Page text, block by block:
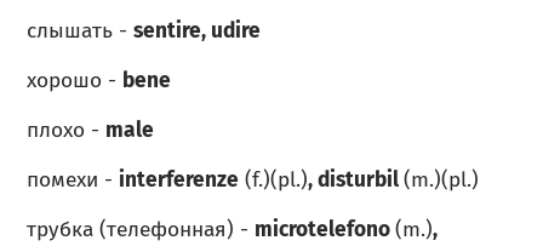
слышать -sentire, udire
хорошо - bene
плохо - male
помехи - interferenze (f.)(pl.), disturbil(m.)(pl.)
трубка (телефонная) - microtelefono(m.),